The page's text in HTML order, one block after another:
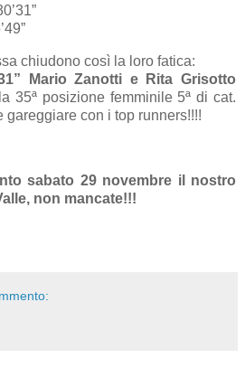
chiudono così la loro fatica:
Mario Zanotti e Rita Grisotto
35ª posizione femminile 5ª di cat.
con i top runners!!!!
sabato 29 novembre il nostro
non mancate!!!